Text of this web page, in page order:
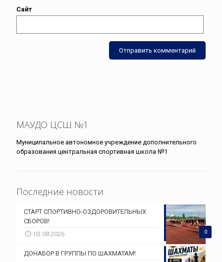
Сайт
МАУДО ЦСШ №1
Муниципальное автономное учреждение дополнительного
образования центральная спортивная школа №1
Последние новости
0
СТАРТ СПОРТИВНО-ОЗДОРОВИТЕЛЬНЫХ
СБОРОВ!
03.08.2026
ДОНАБОР В ГРУППЫ ПО ШАХМАТАМ!